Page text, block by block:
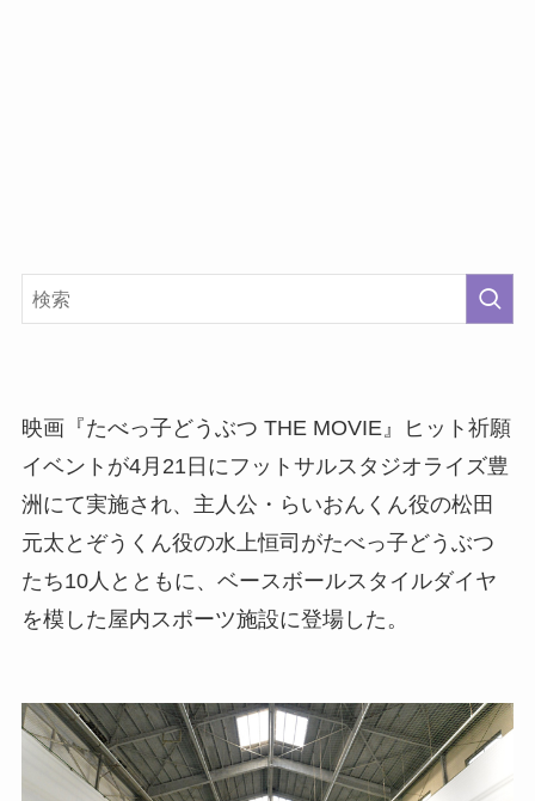
映画『たべっ子どうぶつ THE MOVIE』ヒット祈願
イベントが4月21日にフットサルスタジオライズ豊
洲にて実施され、主人公・らいおんくん役の松田
元太とぞうくん役の水上恒司がたべっ子どうぶつ
たち10人とともに、ベースボールスタイルダイヤ
を模した屋内スポーツ施設に登場した。